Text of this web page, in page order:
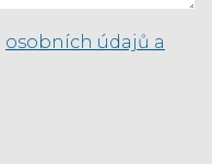
osobních údajů a